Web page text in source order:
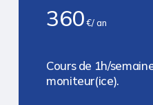
360 €/ an
Cours de 1h/
moniteur(ice).